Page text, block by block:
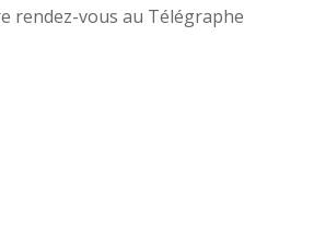
rendez-vous au Télégraphe